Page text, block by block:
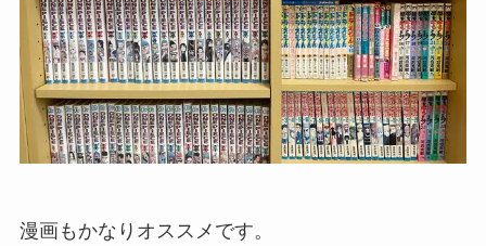
漫画もかなりオススメです。